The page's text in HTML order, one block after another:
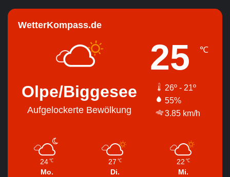
WetterKompass.de
Olpe/Biggesee
Aufgelockerte Bewölkung
25 ℃
26º - 21º
55%
3.85 km/h
24 ℃
Mo.
27 ℃
Di.
22 ℃
Mi.